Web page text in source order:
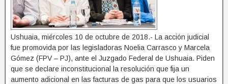
Ushuaia, miércoles 10 de octubre de 2018.- La acción judicial
fue promovida por las legisladoras Noelia Carrasco y Marcela
Gómez (FPV – PJ), ante el Juzgado Federal de Ushuaia. Piden
que se declare inconstitucional la resolución que fija un
aumento adicional en las facturas de gas para que los usuarios